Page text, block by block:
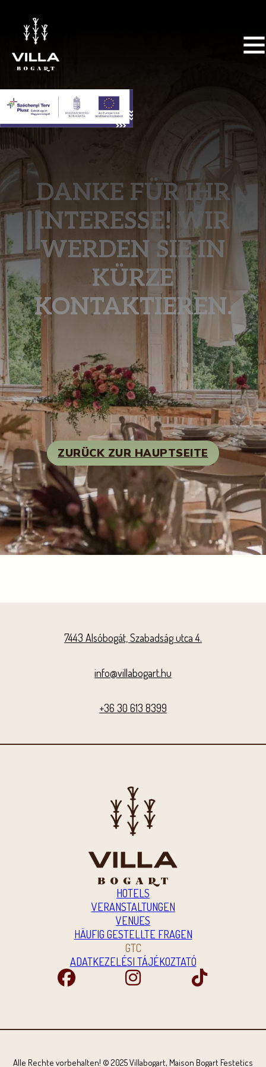
DANKE FÜR IHR
INTERESSE! WIR
WERDEN SIE IN
KÜRZE
KONTAKTIEREN.
ZURÜCK ZUR HAUPTSEITE
7443 Alsóbogát, Szabadság utca 4.
info@villabogart.hu
+36 30 613 8399
HOTELS
VERANSTALTUNGEN
VENUES
HÄUFIG GESTELLTE FRAGEN
GTC
ADATKEZELÉSI TÁJÉKOZTATÓ
Alle Rechte vorbehalten! © 2025 Villabogart, Maison Bogart Festetics